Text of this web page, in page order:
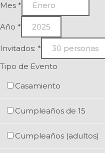
Mes *
Año *
Invitados: *
Tipo de Evento
Casamiento
Cumpleaños de 15
Cumpleaños (adultos)